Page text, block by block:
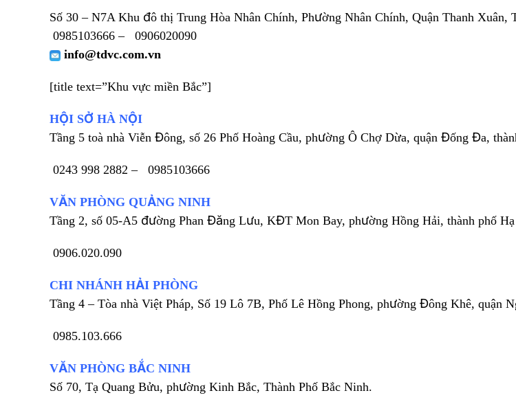
Số 30 – N7A Khu đô thị Trung Hòa Nhân Chính, Phường Nhân Chính, Quận Thanh Xuân,
0985103666 –
0906020090
info@tdvc.com.vn
[title text=”Khu vực miền Bắc”]
HỘI SỞ HÀ NỘI
Tầng 5 toà nhà Viễn Đông, số 26 Phố Hoàng Cầu, phường Ô Chợ Dừa, quận Đống Đa,
0243 998 2882 – 0985103666
VĂN PHÒNG QUẢNG NINH
Tầng 2, số 05-A5 đường Phan Đăng Lưu, KĐT Mon Bay, phường Hồng Hải, thành phố
0906.020.090
CHI NHÁNH HẢI PHÒNG
Tầng 4 – Tòa nhà Việt Pháp, Số 19 Lô 7B, Phố Lê Hồng Phong, phường Đông Khê, quận
0985.103.666
VĂN PHÒNG BẮC NINH
Số 70, Tạ Quang Bửu, phường Kinh Bắc, Thành Phố Bắc Ninh.